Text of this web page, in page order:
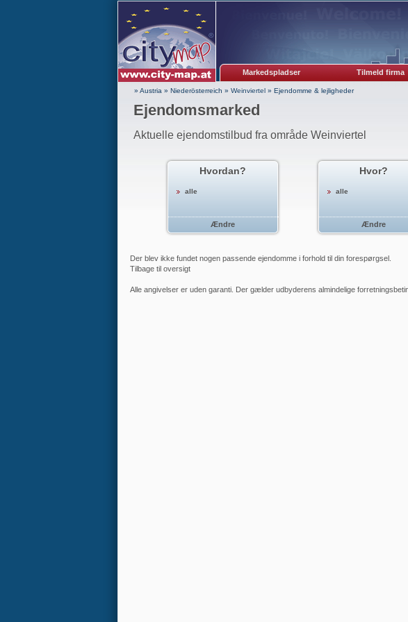
Markedspladser Tilmeld firma
» Austria » Niederösterreich » Weinviertel» Ejendomme & lejligheder
Ejendomsmarked
Aktuelle ejendomstilbud fra område Weinviertel
Hvordan?
Ændre
alle
Hvor?
Ændre
alle
Der blev ikke fundet nogen passende ejendomme i forhold til din forespørgsel.
Tilbage til oversigt
Alle angivelser er uden garanti. Der gælder udbyderens almindelige